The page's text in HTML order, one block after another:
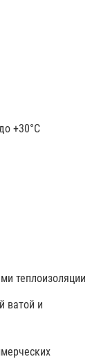
+30°C
теплоизоляции
ватой и